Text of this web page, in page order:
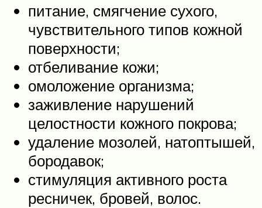
питание, смягчение сухого,
чувствительного типов кожной
поверхности;
отбеливание кожи;
омоложение организма;
заживление нарушений
целостности кожного покрова;
удаление мозолей, натоптышей,
бородавок;
стимуляция активного роста
ресничек, бровей, волос.